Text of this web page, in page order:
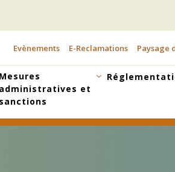
MENU
Evènements E-Reclamations Paysage
Mesures
administratives et
sanctions